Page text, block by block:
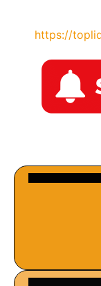
https://